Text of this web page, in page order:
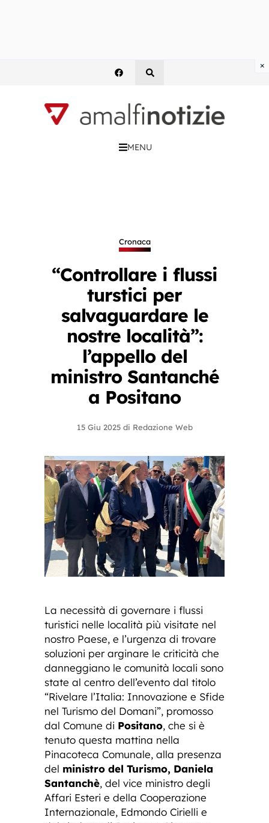
MENU
Cronaca
“Controllare i flussi
turstici per
salvaguardare le
nostre località”:
l’appello del
ministro Santanché
a Positano
15 Giu 2025 di Redazione Web
La necessità di governare i flussi
turistici nelle località più visitate nel
nostro Paese, e l’urgenza di trovare
soluzioni per arginare le criticità che
danneggiano le comunità locali sono
state al centro dell’evento dal titolo
“Rivelare l’Italia: Innovazione e Sfide
nel Turismo del Domani”, promosso
dal Comune di Positano, che si è
tenuto questa mattina nella
Pinacoteca Comunale, alla presenza
del ministro del Turismo, Daniela
Santanchè, del vice ministro degli
Affari Esteri e della Cooperazione
Internazionale, Edmondo Cirielli e
×